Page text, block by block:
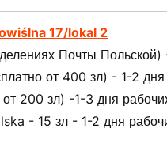
17/lokal 2
Почты
от 400 зл) - 1-2 дня
200 зл) -1-3 дня
- 15 зл - 1-2 дня